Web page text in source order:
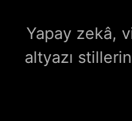
Yapay zekâ,
altyazı